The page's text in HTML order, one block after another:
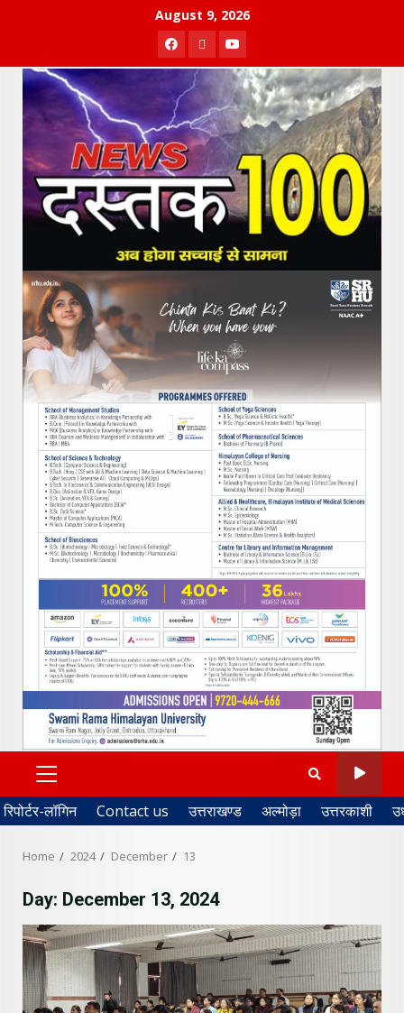
August 9, 2026
Facebook
TwitterYoutube
PRIMARY
MENU
रिपोर्टर-लॉगिन Contact us उत्तराखण्ड अल्मोड़ा उत्तरकाशी
Home 2024 December 13
Day: December 13, 2024